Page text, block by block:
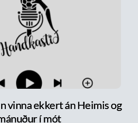
vinna ekkert án Heimis og
í mót